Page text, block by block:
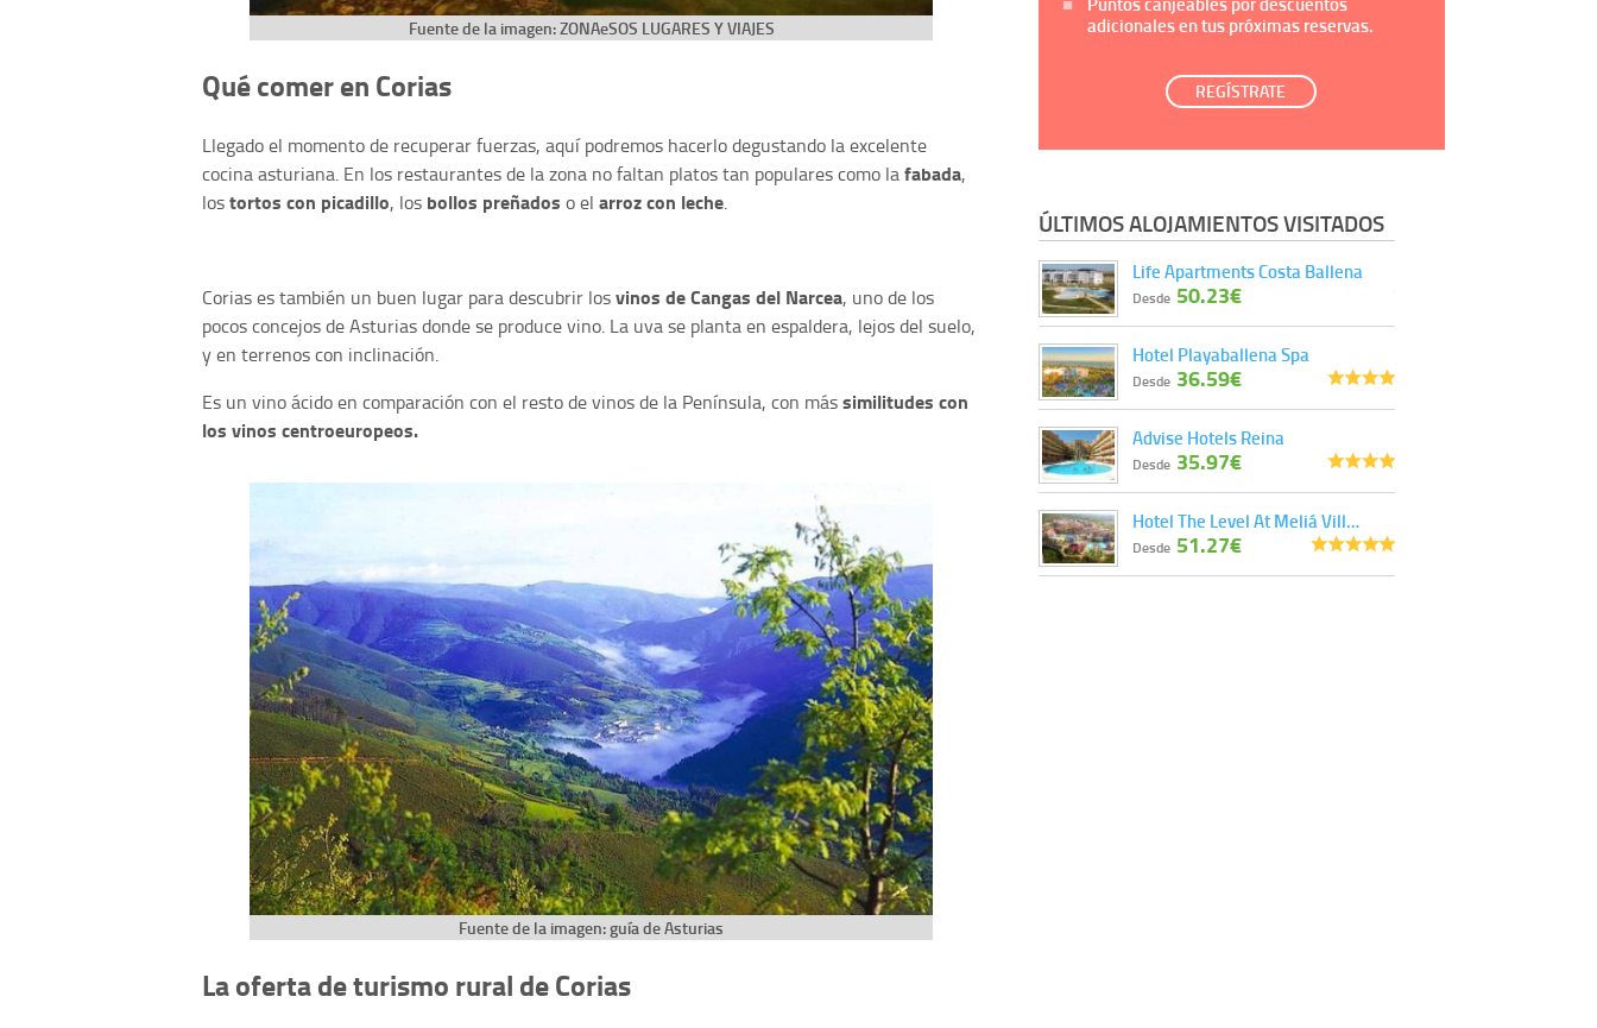
Fuente de la imagen: ZONAeSOS LUGARES Y VIAJES
Qué comer en Corias
Llegado el momento de recuperar fuerzas, aquí podremos hacerlo degustando la excelente
cocina asturiana. En los restaurantes de la zona no faltan platos tan populares como lafabada,
lostortos con picadillo, los bollos preñados o el arroz con leche.
Corias es también un buen lugar para descubrir losvinos de Cangas del Narcea, uno de los
pocos concejos de Asturias donde se produce vino. La uva se planta en espaldera, lejos del suelo,
y en terrenos con inclinación.
Es un vino ácido en comparación con el resto de vinos de la Península, con mássimilitudes con
los vinos centroeuropeos.
Fuente de la imagen: guía de Asturias
La oferta de turismo rural de Corias
adicionales en tus próximas reservas.
REGÍSTRATE
ÚLTIMOS ALOJAMIENTOS VISITADOS
Life Apartments Costa Ballena
Desde 50.23€
Hotel Playaballena Spa
Desde 36.59€
Advise Hotels Reina
Desde 35.97€
Hotel The Level At Meliá Vill…
Desde 51.27€